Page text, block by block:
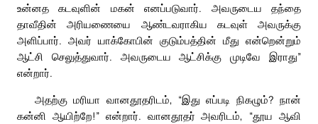
உன்னத கடவுளின் மகன் எனப்படுவார். அவருடைய தந்தை
தாவீதின் அரியணையை ஆண்டவராகிய கடவுள் அவருக்கு
அளிப்பார். அவர் யாக்கோபின் குடும்பத்தின் மீது என்றென்றும்
ஆட்சி செலுத்துவார். அவருடைய ஆட்சிக்கு முடிவே இராது”
என்றார்.
அதற்கு மரியா வானதூதரிடம், “இது எப்படி நிகழும்? நான்
கன்னி ஆயிற்றே!” என்றார். வானதூதர் அவரிடம், “தூய ஆவி